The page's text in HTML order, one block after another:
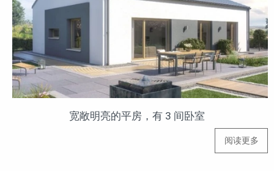
宽敞明亮的平房，有 3 间卧室
阅读更多